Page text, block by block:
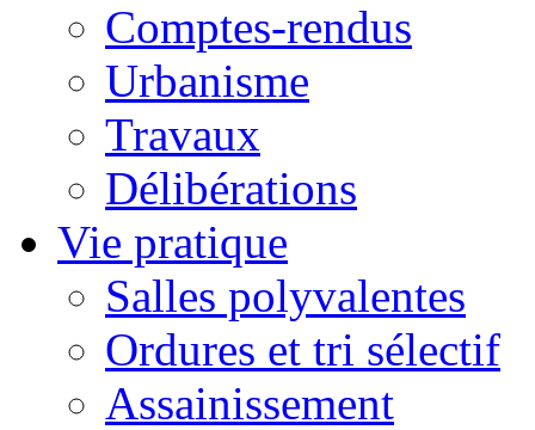
Comptes-rendus
Urbanisme
Travaux
Délibérations
Vie pratique
Salles polyvalentes
Ordures et tri sélectif
Assainissement